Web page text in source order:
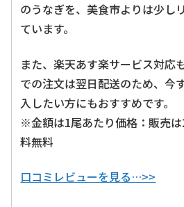
のうなぎを、美食市よりは少し
ています。
また、楽天あす楽サービス対応
での注文は翌日配送のため、今
入したい方にもおすすめです。
※金額は1尾あたり価格：販売
料無料
口コミレビューを見る…>>